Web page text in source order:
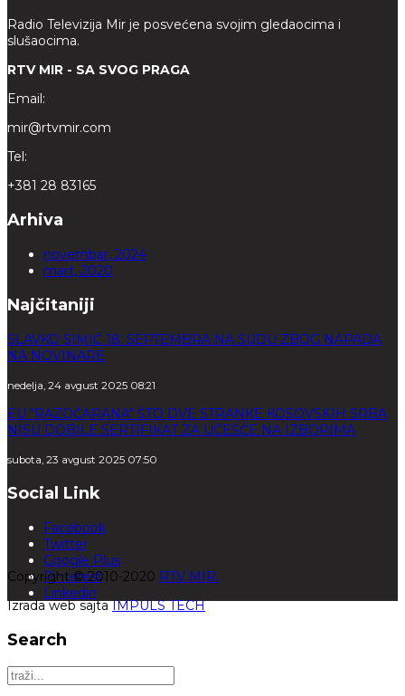
Radio Televizija Mir je posvećena svojim gledaocima i
slušaocima.
RTV MIR - SA SVOG PRAGA
Email:
mir@rtvmir.com
Tel:
+381 28 83165
Arhiva
novembar, 2024
mart, 2020
Najčitaniji
SLAVKO SIMIĆ 18. SEPTEMBRA NA SUDU ZBOG NAPADA
NA NOVINARE
nedelja, 24 avgust 2025 08:21
EU "RAZOČARANA" ŠTO DVE STRANKE KOSOVSKIH SRBA
NISU DOBILE SERTIFIKAT ZA UČEŠĆE NA IZBORIMA
subota, 23 avgust 2025 07:50
Social Link
Facebook
Twitter
Google Plus
Pinterest
Linkedin
Copyright © 2010-2020 RTV MIR.
Izrada web sajtaIMPULS TECH
Search